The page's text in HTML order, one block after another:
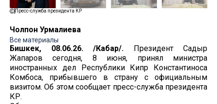
Пресс-служба президента КР
Чолпон Урмалиева
Все материалы
Бишкек, 08.06.26. /Кабар/. Президент Садыр
Жапаров сегодня, 8 июня, принял министра
иностранных дел Республики Кипр Константиноса
Комбоса, прибывшего в страну с официальным
визитом. Об этом сообщает пресс-служба президента
КР.